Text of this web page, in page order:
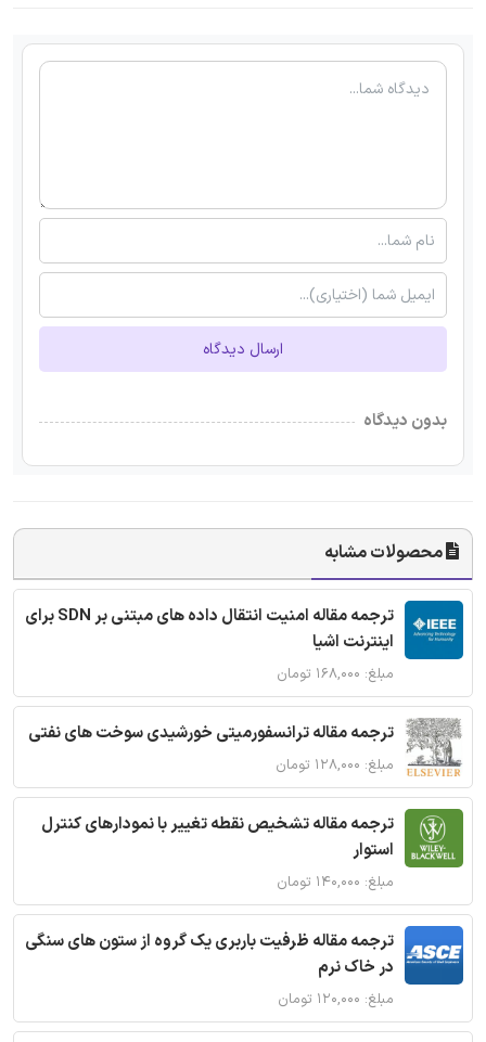
ارسال دیدگاه
بدون دیدگاه
محصولات مشابه
ترجمه مقاله امنیت انتقال داده های مبتنی بر SDN برای
اینترنت اشیا
مبلغ: ۱۶۸,۰۰۰ تومان
ترجمه مقاله ترانسفورمیتی خورشیدی سوخت های نفتی
مبلغ: ۱۲۸,۰۰۰ تومان
ترجمه مقاله تشخیص نقطه تغییر با نمودارهای کنترل
استوار
مبلغ: ۱۴۰,۰۰۰ تومان
ترجمه مقاله ظرفیت باربری یک گروه از ستون های سنگی
در خاک نرم
مبلغ: ۱۲۰,۰۰۰ تومان